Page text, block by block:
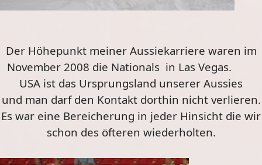
Der Höhepunkt meiner Aussiekarriere waren im
November 2008 die Nationals in Las Vegas.
USA ist das Ursprungsland unserer Aussies
und man darf den Kontakt dorthin nicht verlieren.
Es war eine Bereicherung in jeder Hinsicht die wir
schon des öfteren wiederholten.